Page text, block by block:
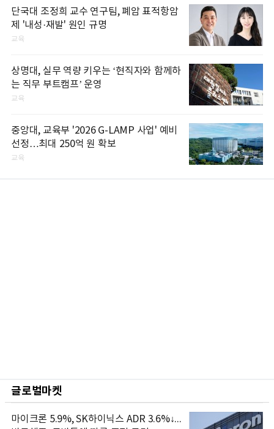
단국대 조정희 교수 연구팀, 폐암 표적항암
제 '내성·재발' 원인 규명
교육
상명대, 실무 역량 키우는 ‘현직자와 함께하
는 직무 부트캠프’ 운영
교육
중앙대, 교육부 '2026 G-LAMP 사업' 예비
선정…최대 250억 원 확보
교육
글로벌마켓
마이크론 5.9%, SK하이닉스 ADR 3.6%↓...